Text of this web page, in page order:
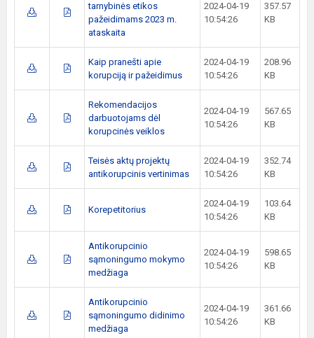
tarnybinės etikos
pažeidimams 2023 m.
ataskaita
2024-04-19
10:54:26
357.57
KB
Kaip pranešti apie
korupciją ir pažeidimus
2024-04-19
10:54:26
208.96
KB
Rekomendacijos
darbuotojams dėl
korupcinės veiklos
2024-04-19
10:54:26
567.65
KB
Teisės aktų projektų
antikorupcinis vertinimas
2024-04-19
10:54:26
352.74
KB
Korepetitorius
2024-04-19
10:54:26
103.64
KB
Antikorupcinio
sąmoningumo mokymo
medžiaga
2024-04-19
10:54:26
598.65
KB
Antikorupcinio
sąmoningumo didinimo
medžiaga
2024-04-19
10:54:26
361.66
KB